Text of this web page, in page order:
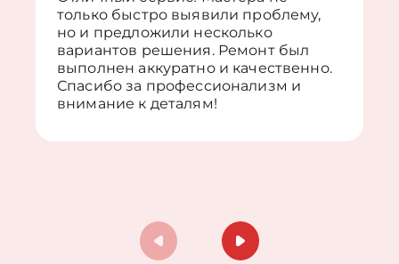
только быстро выявили проблему,
но и предложили несколько
вариантов решения. Ремонт был
выполнен аккуратно и качественно.
Спасибо за профессионализм и
внимание к деталям!